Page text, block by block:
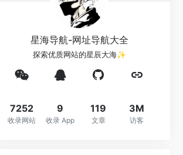
星海导航-网址导航大全
探索优质网站的星辰大海✨
7252
收录网站
9
收录 App
119
文章
3M
访客